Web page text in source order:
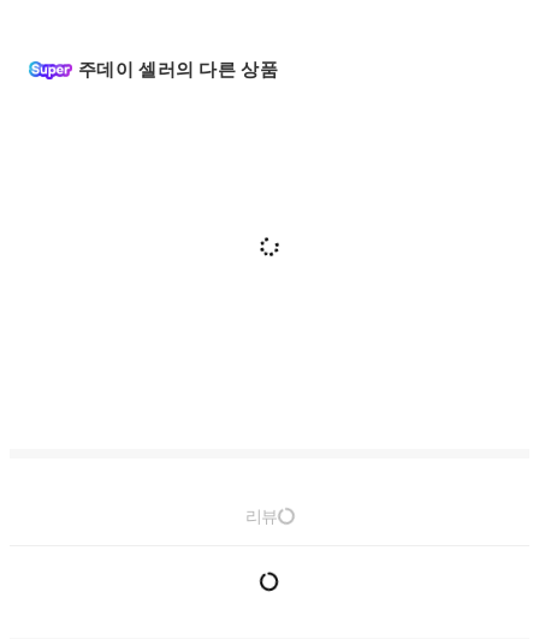
주데이 셀러의 다른 상품
리뷰